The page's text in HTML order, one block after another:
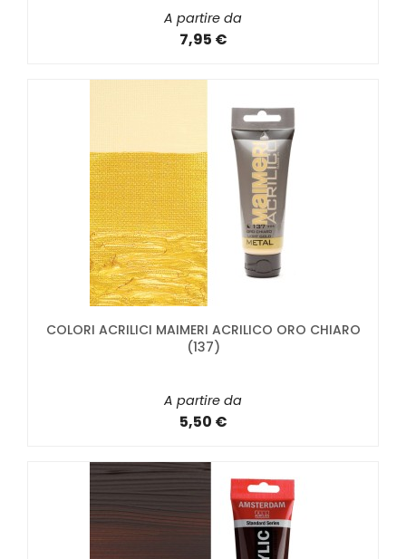
A partire da
7,95 €
COLORI ACRILICI MAIMERI ACRILICO ORO CHIARO
(137)
A partire da
5,50 €